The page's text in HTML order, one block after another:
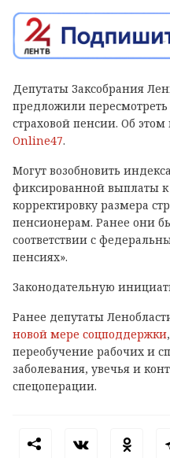
Депутаты Заксобрания
предложили пересмотреть
страховой пенсии. Об этом
Online47.
Могут возобновить
фиксированной выплаты к
корректировку размера
пенсионерам. Ранее они
соответствии с
пенсиях».
Законодательную
Ранее депутаты
новой мере соцподдержки
переобучение рабочих и
заболевания, увечья и
спецоперации.